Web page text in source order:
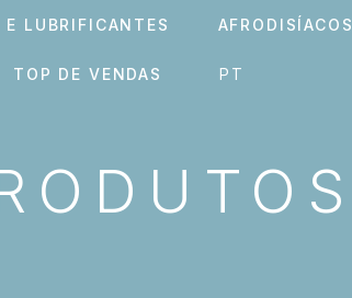
E LUBRIFICANTES AFRODISÍACOS
TOP DE VENDAS